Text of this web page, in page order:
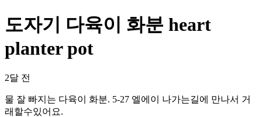
도자기 다육이 화분 heart
planter pot
2달 전
물 잘 빠지는 다육이 화분. 5-27 엘에이 나가는길에 만나서 거
래할수있어요.